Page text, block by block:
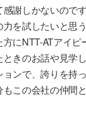
謝しかないので
を試したいと思
にNTT-ATアイピ
きのお話や見学
ンで、誇りを持
この会社の仲間